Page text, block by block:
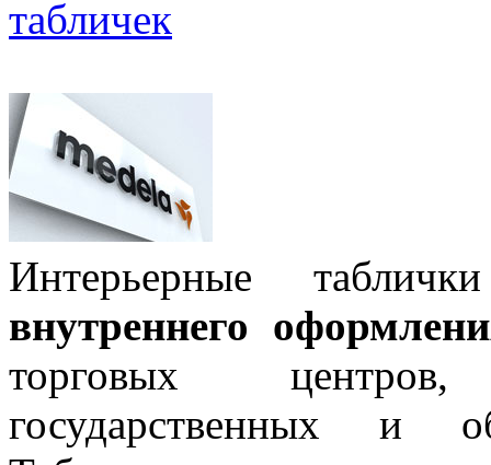
Интерьерные
внутреннего
торговых
государственных и